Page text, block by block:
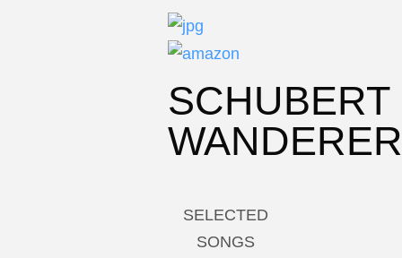
SCHUBERT
WANDERER
SELECTED
SONGS